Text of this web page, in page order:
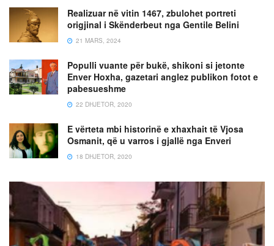
Realizuar në vitin 1467, zbulohet portreti
origjinal i Skënderbeut nga Gentile Belini
21 MARS, 2024
Populli vuante për bukë, shikoni si jetonte
Enver Hoxha, gazetari anglez publikon fotot e
pabesueshme
22 DHJETOR, 2020
E vërteta mbi historinë e xhaxhait të Vjosa
Osmanit, që u varros i gjallë nga Enveri
18 DHJETOR, 2020